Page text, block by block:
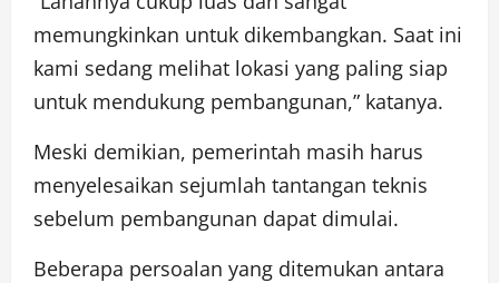
memungkinkan untuk dikembangkan. Saat ini
kami sedang melihat lokasi yang paling siap
untuk mendukung pembangunan,” katanya.
Meski demikian, pemerintah masih harus
menyelesaikan sejumlah tantangan teknis
sebelum pembangunan dapat dimulai.
Beberapa persoalan yang ditemukan antara